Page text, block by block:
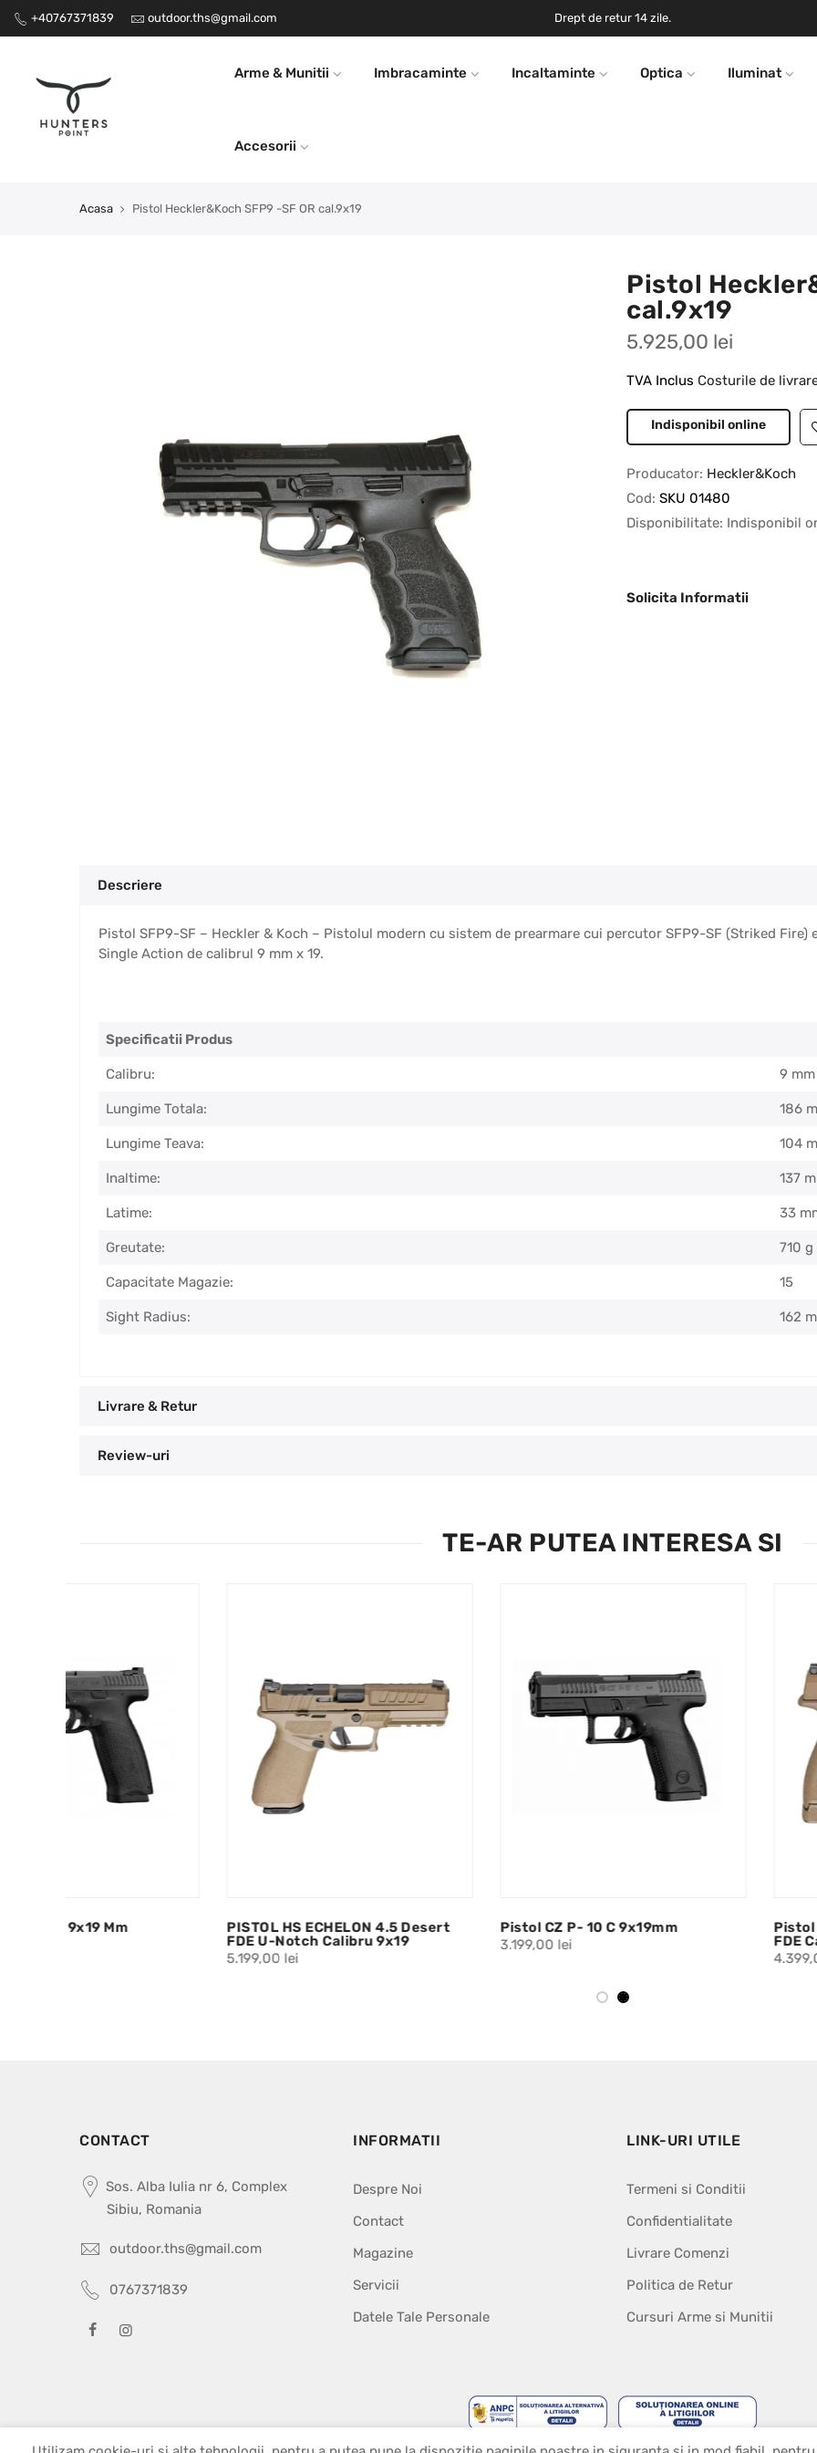
+40767371839 outdoor.ths@gmail.com
Transport gratuit la comenzi peste 1000 RON Drept de retur 14 zile.
Arme & Munitii Imbracaminte Incaltaminte Optica Iluminat
Accesorii
Acasa Pistol Heckler&Koch SFP9 -SF OR cal.9x19
Pistol
cal.9x19
5.925,00 lei
TVA Inclus Costurile de
Indisponibil online
Producator: Heckler&Koch
Cod: SKU 01480
Disponibilitate: Indisponibil
Solicita Informatii
Descriere
Pistol SFP9-SF – Heckler & Koch – Pistolul modern cu sistem de prearmare cui percutor SFP9-SF (Striked
Single Action de calibrul 9 mm x 19.
Specificatii Produs
Calibru: 9 mm
Lungime Totala: 186
Lungime Teava: 104
Inaltime: 137
Latime: 33
Greutate: 710 g
Capacitate Magazie: 15
Sight Radius: 162
Livrare & Retur
Review-uri
TE-AR PUTEA INTERESA SI
Pistol HS HELLCAT PRO
PISTOL HS ECHELON 4.5 Desert
FDE U-Notch Calibru 9x19
Pistol CZ P- 10 C 9x19mm
3.199,00 lei
CONTACT
Sos. Alba Iulia nr 6, Complex
Sibiu, Romania
outdoor.ths@gmail.com
0767371839
INFORMATII
Despre Noi
Contact
Magazine
Servicii
Datele Tale Personale
LINK-URI UTILE
Termeni si Conditii
Confidentialitate
Livrare Comenzi
Politica de Retur
Cursuri Arme si Munitii